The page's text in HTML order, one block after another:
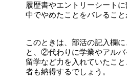
履歴書やエントリーシート
中でやめたことをバレること
このときは、部活の記入欄
と、②代わりに学業やアルバ
留学など力を入れていたこ
者も納得するでしょう。